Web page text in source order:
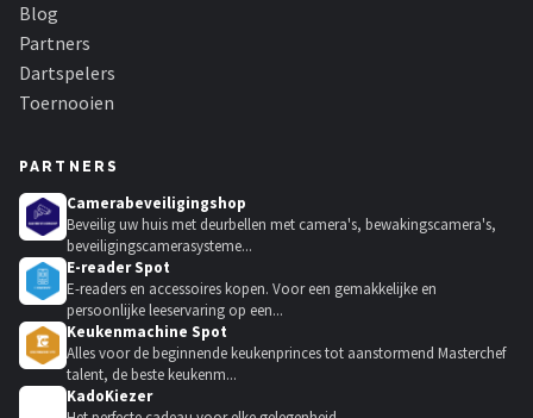
Blog
Partners
Dartspelers
Toernooien
PARTNERS
Camerabeveiligingshop
Beveilig uw huis met deurbellen met camera's, bewakingscamera's,
beveiligingscamerasysteme...
E-reader Spot
E-readers en accessoires kopen. Voor een gemakkelijke en
persoonlijke leeservaring op een...
Keukenmachine Spot
Alles voor de beginnende keukenprinces tot aanstormend Masterchef
talent, de beste keukenm...
KadoKiezer